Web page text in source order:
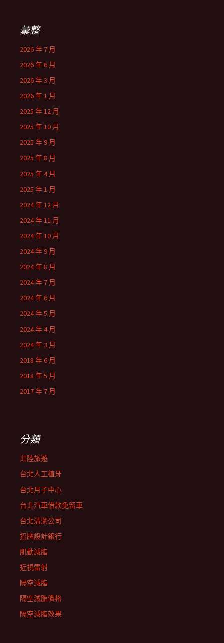
彙整
2026 年 7 月
2026 年 6 月
2026 年 3 月
2026 年 1 月
2025 年 12 月
2025 年 10 月
2025 年 9 月
2025 年 8 月
2025 年 4 月
2025 年 1 月
2024 年 12 月
2024 年 11 月
2024 年 10 月
2024 年 9 月
2024 年 8 月
2024 年 7 月
2024 年 6 月
2024 年 5 月
2024 年 4 月
2024 年 3 月
2018 年 6 月
2018 年 5 月
2017 年 7 月
分類
北陸旅遊
台北人工植牙
台北月子中心
台北汽車借款免留車
台北清潔公司
招牌設計銀行
肌動減脂
近視雷射
隔空減脂
隔空減脂價格
隔空減脂效果